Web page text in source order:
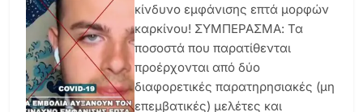
κίνδυνο εμφάνισης επτά μορφών
καρκίνου! ΣΥΜΠΕΡΑΣΜΑ: Τα
ποσοστά που παρατίθενται
προέρχονται από δύο
διαφορετικές παρατηρησιακές (μη
επεμβατικές) μελέτες και